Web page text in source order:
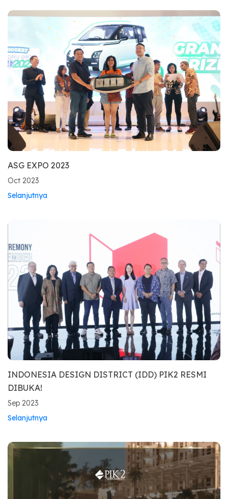
ASG EXPO 2023
Oct 2023
Selanjutnya
INDONESIA DESIGN DISTRICT (IDD) PIK2 RESMI
DIBUKA!
Sep 2023
Selanjutnya